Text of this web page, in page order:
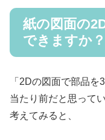
紙の図面の
できますか？
「2Dの図面で部品
当たり前だと思って
考えてみると、